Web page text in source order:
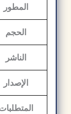
المطور
الحجم
الناشر
الإصدار
المتطلبات